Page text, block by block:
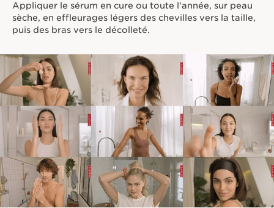
Appliquer le sérum en cure ou toute l'année, sur peau
sèche, en effleurages légers des chevilles vers la taille,
puis des bras vers le décolleté.